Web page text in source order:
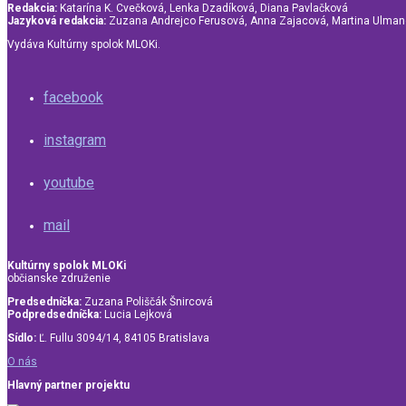
Redakcia: Katarína K. Cvečková, Lenka Dzadíková, Diana Pavlačková
Jazyková redakcia: Zuzana Andrejco Ferusová, Anna Zajacová, Martina
Vydáva Kultúrny spolok MLOKi.
facebook
instagram
youtube
mail
Kultúrny spolok MLOKi
občianske združenie
Predsedníčka: Zuzana Poliščák Šnircová
Podpredsedníčka: Lucia Lejková
Sídlo: Ľ. Fullu 3094/14, 84105 Bratislava
O nás
Hlavný partner projektu